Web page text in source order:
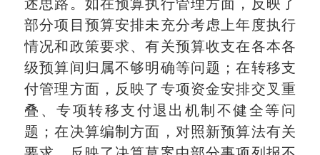
述思路。如在预算执行管理方面，反映了
部分项目预算安排未充分考虑上年度执行
情况和政策要求、有关预算收支在各本各
级预算间归属不够明确等问题；在转移支
付管理方面，反映了专项资金安排交叉重
叠、专项转移支付退出机制不健全等问
题；在决算编制方面，对照新预算法有关